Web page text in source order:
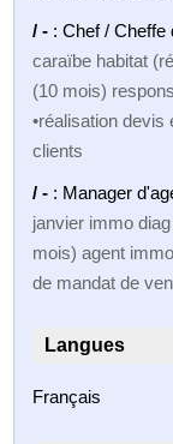
/ - : Chef / Cheffe
caraïbe habitat
(10 mois)
•réalisation devis
clients
/ - : Manager
janvier immo
mois) agent
de mandat de
Langues
Français